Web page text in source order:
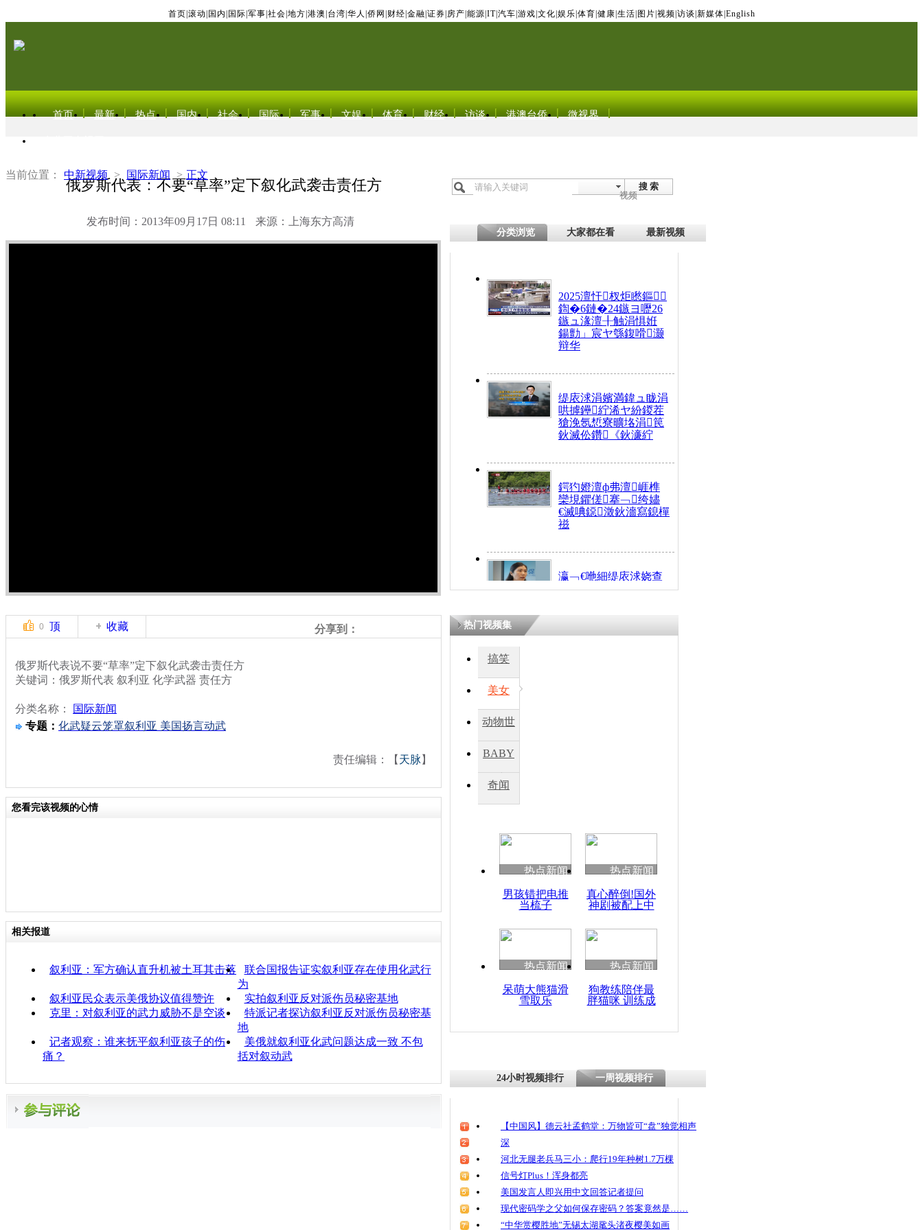
首页 滚动 国内 国际 军事 社会 地方 港澳 台湾 华人 侨网 财经 金融 证券 房产 能源 IT| 汽车 游戏 文化 娱乐 体育 健康 生活 图片 视频 访谈 新媒体 English
首页 最新 热点 国内 社会 国际 军事 文娱 体育 财经 访谈 港澳台侨 微视界
当前位置： 中新视频 > 国际新闻 > 正文
俄罗斯代表：不要“草率”定下叙化武袭击责任方
发布时间：2013年09月17日 08:11 来源：上海东方高清
搜 索
视频
分类浏览 大家都在看 最新视频
2025澶忓杈炬矁鏂
鍧�6鏈�24鏃ヨ嚦26
鏃ュ湪澶╂触涓惧姙
鍚勯」宸ヤ綔鍑嗗灏
辩华
缇庡浗涓嬪満鍏ュ眬涓
哄摢鑸紵浠ヤ紛鍐茬
獊浼氬惁寮曠垎涓笢
鈥滅伀鑽《鈥濓紵
鍔犳嬁澶ф弗澶崕榫
欒垷鑺傞搴﹁绔嬧
€滅唺鐚澂鈥濇寫鎴樿
禌
瀛﹁€咃細缇庡浗娆查
€间笢鍗椾簹涓庝腑鍥
瘑灞€
0 顶 收藏 分享到：
俄罗斯代表说不要“草率”定下叙化武袭击责任方
关键词：俄罗斯代表 叙利亚 化学武器 责任方
分类名称：
国际新闻
专题： 化武疑云笼罩叙利亚 美国扬言动武
责任编辑：【 天脉 】
您看完该视频的心情
相关报道
叙利亚：军方确认直升机被土耳其击落
联合国报告证实叙利亚存在使用化武行
为
叙利亚民众表示美俄协议值得赞许
实拍叙利亚反对派伤员秘密基地
克里：对叙利亚的武力威胁不是空谈
特派记者探访叙利亚反对派伤员秘密基
地
记者观察：谁来抚平叙利亚孩子的伤
痛？
美俄就叙利亚化武问题达成一致 不包
括对叙动武
热门视频集
搞笑
美女
动物世
BABY
秀
奇闻
热点新闻
男孩错把电推
当梳子
热点新闻
真心醉倒!国外
神剧被配上中
热点新闻
呆萌大熊猫滑
雪取乐
热点新闻
狗教练陪伴最
胖猫咪 训练成
24小时视频排行 一周视频排行
【中国风】德云社孟鹤堂：万物皆可“盘”独觉相声
深
河北无腿老兵马三小：爬行19年种树1.7万棵
信号灯Plus！浑身都亮
美国发言人即兴用中文回答记者提问
现代密码学之父如何保存密码？答案竟然是……
“中华赏樱胜地”无锡太湖鼋头渚夜樱美如画